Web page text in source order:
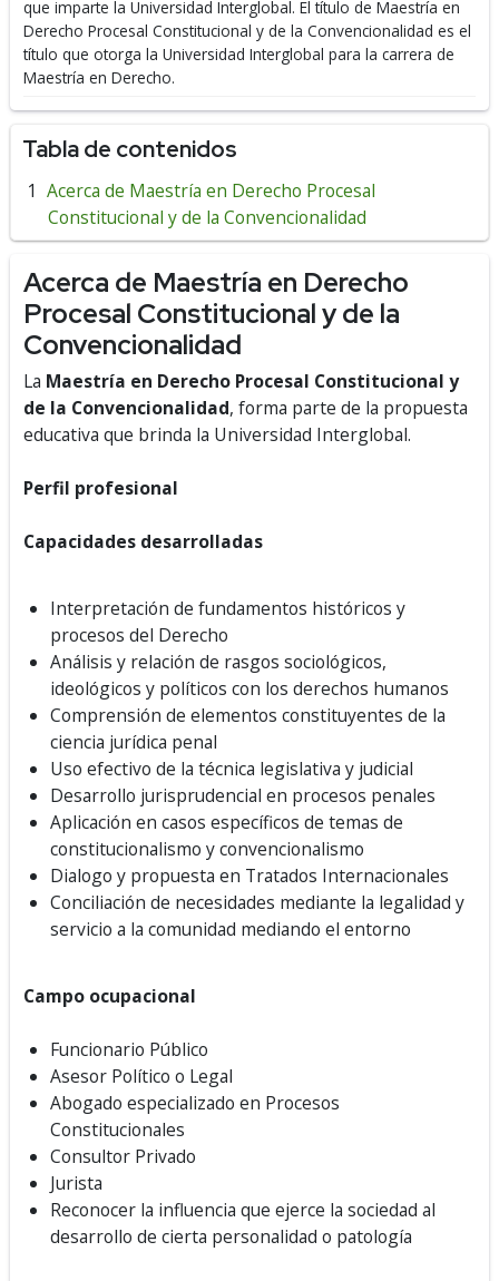
que imparte la Universidad Interglobal. El título de Maestría en
Derecho Procesal Constitucional y de la Convencionalidad es el
título que otorga la Universidad Interglobal para la carrera de
Maestría en Derecho.
Tabla de contenidos
Acerca de Maestría en Derecho Procesal
Constitucional y de la Convencionalidad
Acerca de Maestría en Derecho
Procesal Constitucional y de la
Convencionalidad
La Maestría en Derecho Procesal Constitucional y
de la Convencionalidad, forma parte de la propuesta
educativa que brinda la Universidad Interglobal.
Perfil profesional
Capacidades desarrolladas
Interpretación de fundamentos históricos y
procesos del Derecho
Análisis y relación de rasgos sociológicos,
ideológicos y políticos con los derechos humanos
Comprensión de elementos constituyentes de la
ciencia jurídica penal
Uso efectivo de la técnica legislativa y judicial
Desarrollo jurisprudencial en procesos penales
Aplicación en casos específicos de temas de
constitucionalismo y convencionalismo
Dialogo y propuesta en Tratados Internacionales
Conciliación de necesidades mediante la legalidad y
servicio a la comunidad mediando el entorno
Campo ocupacional
Funcionario Público
Asesor Político o Legal
Abogado especializado en Procesos
Constitucionales
Consultor Privado
Jurista
Reconocer la influencia que ejerce la sociedad al
desarrollo de cierta personalidad o patología